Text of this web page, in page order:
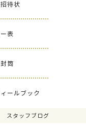
待状
表
筒
ールブック
スタッフブログ